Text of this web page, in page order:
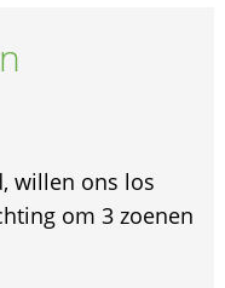
willen ons los
om 3 zoenen